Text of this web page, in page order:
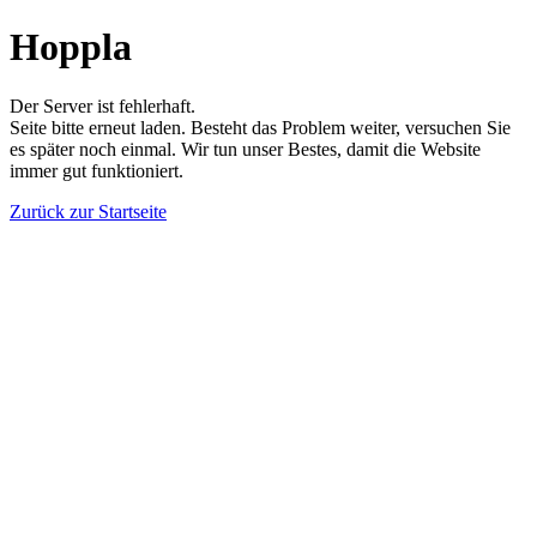
Hoppla
Der Server ist fehlerhaft.
Seite bitte erneut laden. Besteht das Problem weiter, versuchen Sie
es später noch einmal. Wir tun unser Bestes, damit die Website
immer gut funktioniert.
Zurück zur Startseite